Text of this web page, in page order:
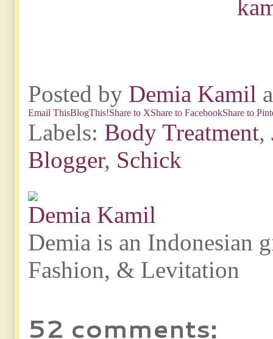
Posted by Demia Kamil
Email ThisBlogThis!Share to XShare to FacebookShare to
Labels: Body Treatment,
Blogger, Schick
Demia Kamil
Demia is an Indonesian
Fashion, & Levitation
52 comments: